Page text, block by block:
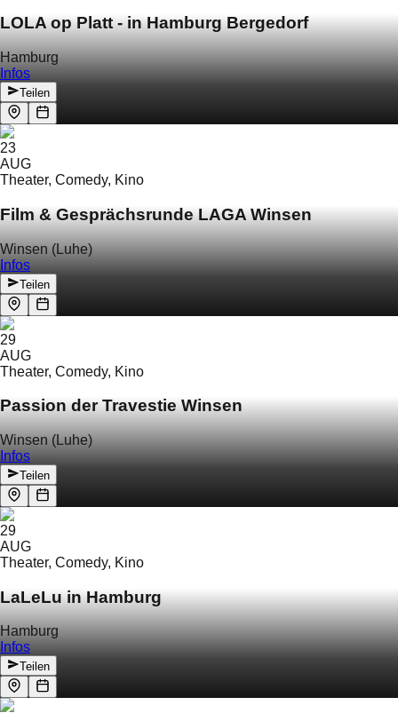
LOLA op Platt - in Hamburg Bergedorf
Hamburg
Infos
Teilen
23
AUG
Theater, Comedy, Kino
Film & Gesprächsrunde LAGA Winsen
Winsen (Luhe)
Infos
Teilen
29
AUG
Theater, Comedy, Kino
Passion der Travestie Winsen
Winsen (Luhe)
Infos
Teilen
29
AUG
Theater, Comedy, Kino
LaLeLu in Hamburg
Hamburg
Infos
Teilen